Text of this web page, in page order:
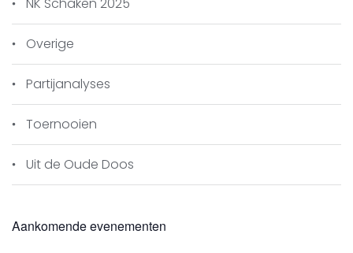
kwaliteit wist te veroveren. De kansen
vrijpionnen had. Een ondoordachte
stuk en de partij. Debutant Philipp Welzel
baarde opzien door in een uitstekend
gespeelde partij Lars Vereggen volkomen
kansloos te laten. Toen Lars een diagonaal
Philipp kostte een schijnoffer hem een stuk
Overige
Partijanalyses
Toernooien
Uit de Oude Doos
Aankomende evenementen